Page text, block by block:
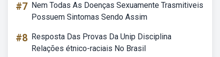
#7 Nem Todas As Doenças Sexuamente Trasmitiveis
Possuem Sintomas Sendo Assim
#8 Resposta Das Provas Da Unip Disciplina
Relações étnico-raciais No Brasil